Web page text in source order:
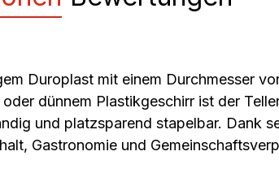
Duroplast mit einem Durchmesser
dünnem Plastikgeschirr ist der
und platzsparend stapelbar. Dank
Gastronomie und